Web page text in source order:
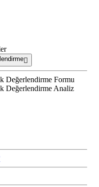
Değerlendirme Formu
Değerlendirme Analiz